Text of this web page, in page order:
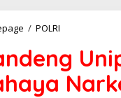
/ POLRI
Polres
Soppeng
Sosialisasi